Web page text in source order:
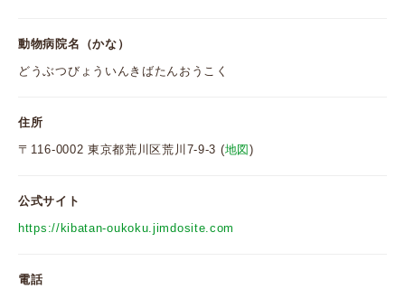
動物病院名（かな）
どうぶつびょういんきばたんおうこく
住所
〒116-0002 東京都荒川区荒川7-9-3 (地図 )
公式サイト
https://kibatan-oukoku.jimdosite.com
電話